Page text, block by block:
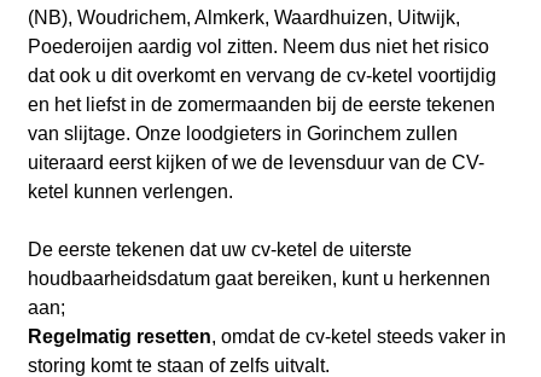
(NB), Woudrichem, Almkerk, Waardhuizen, Uitwijk,
Poederoijen aardig vol zitten. Neem dus niet het risico
dat ook u dit overkomt en vervang de cv-ketel voortijdig
en het liefst in de zomermaanden bij de eerste tekenen
van slijtage. Onze loodgieters in Gorinchem zullen
uiteraard eerst kijken of we de levensduur van de CV-
ketel kunnen verlengen.
De eerste tekenen dat uw cv-ketel de uiterste
houdbaarheidsdatum gaat bereiken, kunt u herkennen
aan;
Regelmatig resetten, omdat de cv-ketel steeds vaker in
storing komt te staan of zelfs uitvalt.